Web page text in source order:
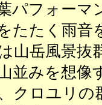
パフォーマ
たたく雨音
山岳風景抜
並みを想像
クロユリの